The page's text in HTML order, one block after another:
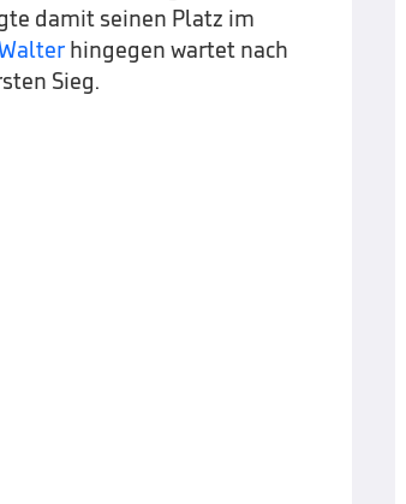
damit seinen Platz im
hingegen wartet nach
Sieg.